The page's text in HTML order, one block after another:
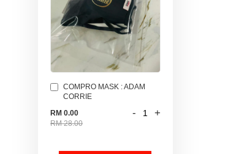
COMPRO MASK : ADAM
CORRIE
RM 0.00
RM 28.00
- +